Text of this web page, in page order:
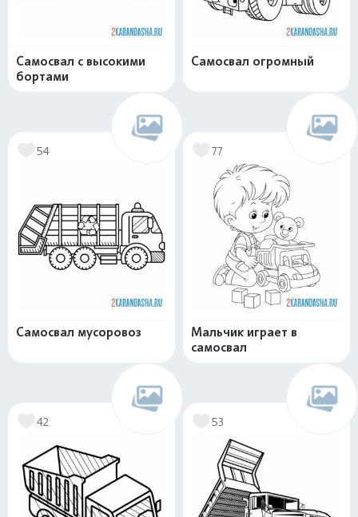
Самосвал с высокими
бортами
Самосвал огромный
54
Самосвал мусоровоз
77
Мальчик играет в
самосвал
42 53